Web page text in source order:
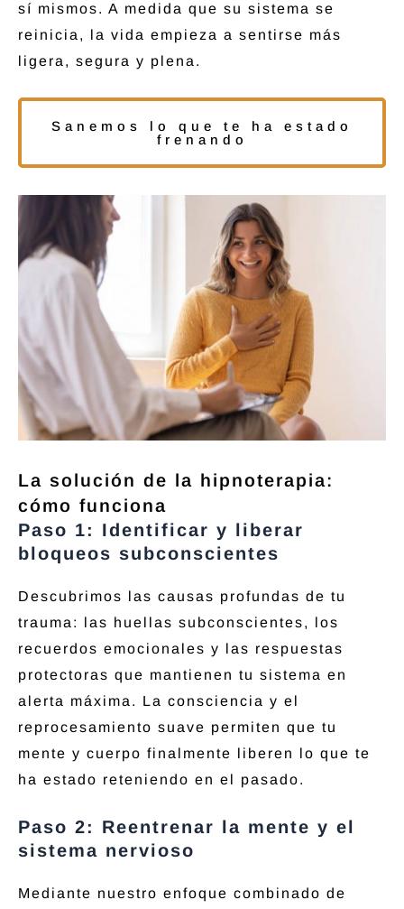
sí mismos. A medida que su sistema se
reinicia, la vida empieza a sentirse más
ligera, segura y plena.
Sanemos lo que te ha estado
frenando
La solución de la hipnoterapia:
cómo funciona
Paso 1: Identificar y liberar
bloqueos subconscientes
Descubrimos las causas profundas de tu
trauma: las huellas subconscientes, los
recuerdos emocionales y las respuestas
protectoras que mantienen tu sistema en
alerta máxima. La consciencia y el
reprocesamiento suave permiten que tu
mente y cuerpo finalmente liberen lo que te
ha estado reteniendo en el pasado.
Paso 2: Reentrenar la mente y el
sistema nervioso
Mediante nuestro enfoque combinado de